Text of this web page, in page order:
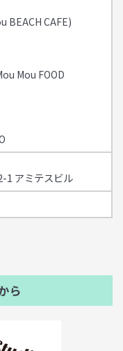
BEACH CAFE)
Mou FOOD
1 アミテスビル
ら